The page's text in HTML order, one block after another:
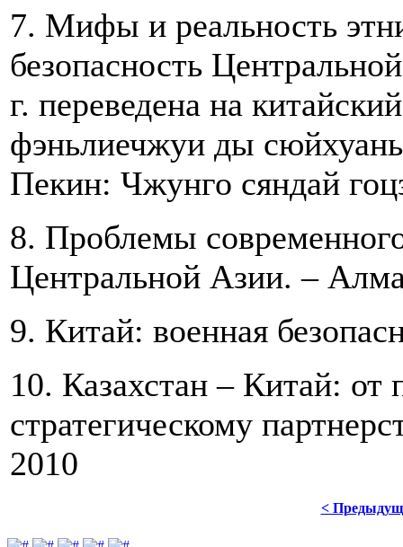
7. Мифы и реальность
безопасность
г. переведена на
фэньлиечжуи ды
Пекин: Чжунго сяндай
8. Проблемы
Центральной Азии. –
9. Китай: военная
10. Казахстан – Китай: от
стратегическому
2010
<